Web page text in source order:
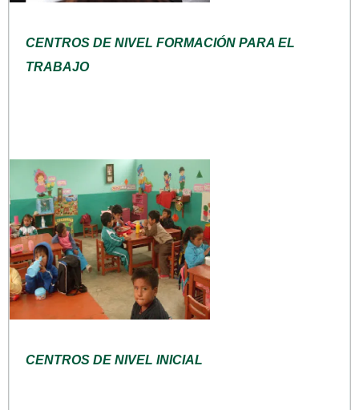
CENTROS DE NIVEL FORMACIÓN PARA EL
TRABAJO
CENTROS DE NIVEL INICIAL